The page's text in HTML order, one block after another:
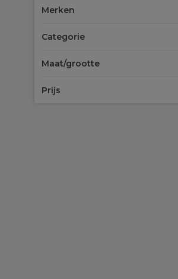
Merken
Categorie
Maat/grootte
Prijs